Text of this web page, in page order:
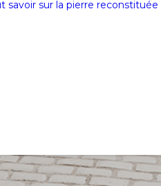
savoir sur la pierre reconstituée